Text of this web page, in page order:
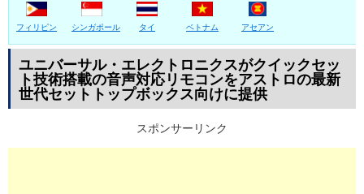
ス
キ
ッ
フィリピン シンガポール タイ ベトナム アセアン
ユニバーサル・エレクトロニクスがクイックセッ
ト技術搭載の音声対応リモコンをアストロの最新
世代セットトップボックス向けに提供
スポンサーリンク